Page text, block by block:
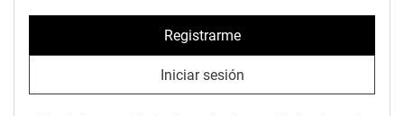
Registrarme
Iniciar sesión